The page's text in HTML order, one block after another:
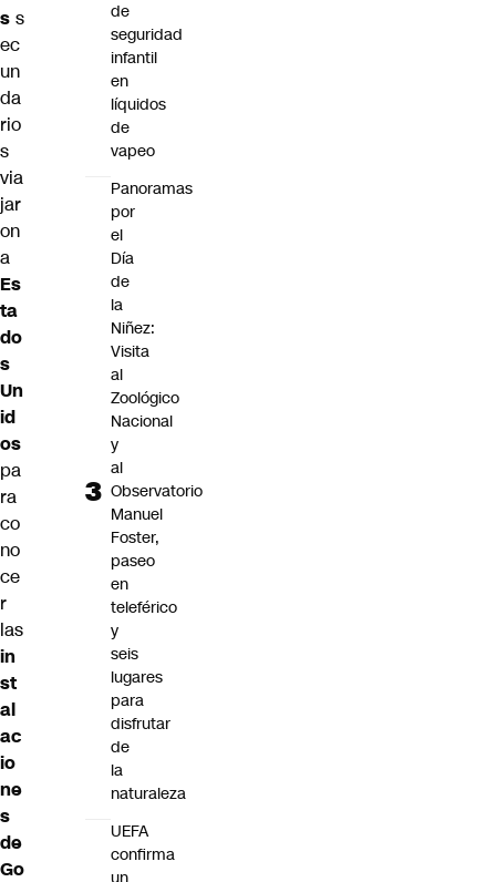
s s
ec
un
da
rio
s
via
jar
on
a
Es
ta
do
s
Un
id
os
pa
ra
co
no
ce
r
las
in
st
al
ac
io
ne
s
de
Go
de
seguridad
infantil
en
líquidos
de
vapeo
Panoramas
por
el
Día
de
la
Niñez:
Visita
al
Zoológico
Nacional
y
al
Observatorio
Manuel
Foster,
paseo
en
teleférico
y
seis
lugares
para
disfrutar
de
la
naturaleza
UEFA
confirma
un